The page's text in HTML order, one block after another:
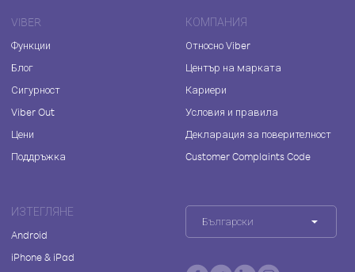
VIBER
Функции
Блог
Сигурност
Viber Out
Цени
Поддръжка
КОМПАНИЯ
Относно Viber
Център на марката
Кариери
Условия и правила
Декларация за поверителност
Customer Complaints Code
ИЗТЕГЛЯНЕ
Android
iPhone & iPad
Български